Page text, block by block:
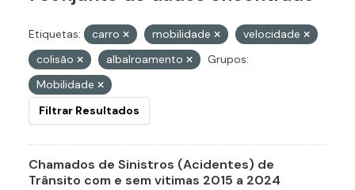
Etiquetas: carro mobilidade
velocidade
colisão
albalroamento
Grupos:
Mobilidade
Filtrar Resultados
Chamados de Sinistros (Acidentes) de
Trânsito com e sem vitimas 2015 a 2024